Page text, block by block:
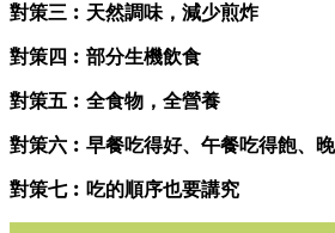
對策三︰天然調味，減少煎炸
對策四︰部分生機飲食
對策五︰全食物，全營養
對策六︰早餐吃得好、午餐吃得飽、
對策七︰吃的順序也要講究